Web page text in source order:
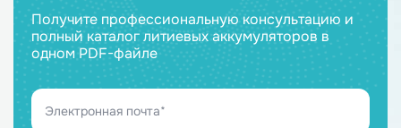
Получите профессиональную консультацию и
полный каталог литиевых аккумуляторов в
одном PDF-файле